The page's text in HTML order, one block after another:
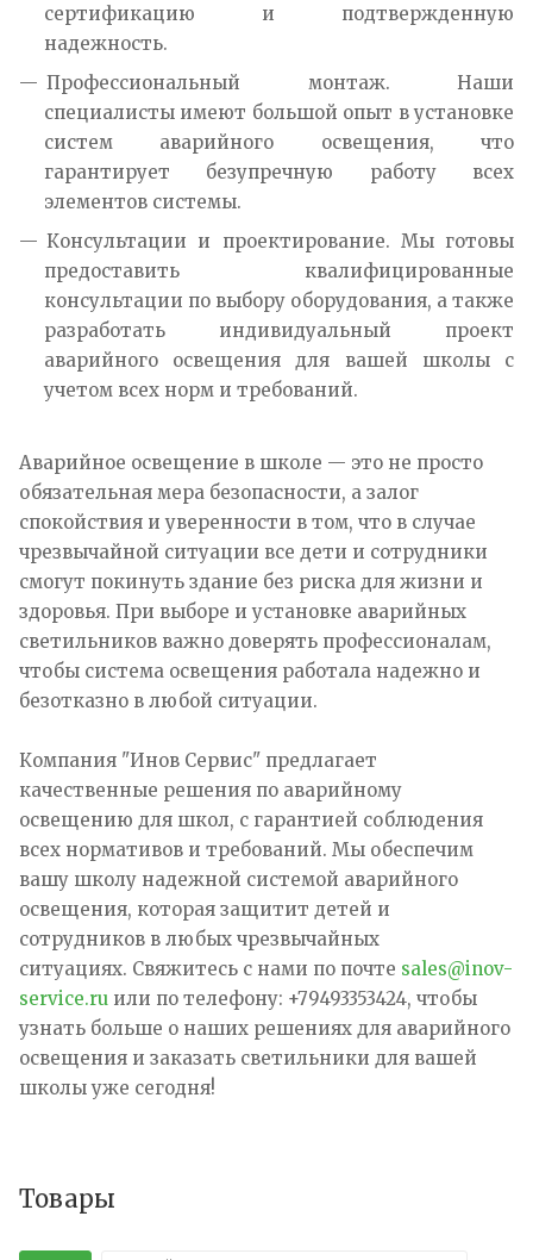
сертификацию и подтвержденную
надежность.
Профессиональный монтаж. Наши
специалисты имеют большой опыт в установке
систем аварийного освещения, что
гарантирует безупречную работу всех
элементов системы.
Консультации и проектирование. Мы готовы
предоставить квалифицированные
консультации по выбору оборудования, а также
разработать индивидуальный проект
аварийного освещения для вашей школы с
учетом всех норм и требований.
Аварийное освещение в школе — это не просто
обязательная мера безопасности, а залог
спокойствия и уверенности в том, что в случае
чрезвычайной ситуации все дети и сотрудники
смогут покинуть здание без риска для жизни и
здоровья. При выборе и установке аварийных
светильников важно доверять профессионалам,
чтобы система освещения работала надежно и
безотказно в любой ситуации.
Компания "Инов Сервис" предлагает
качественные решения по аварийному
освещению для школ, с гарантией соблюдения
всех нормативов и требований. Мы обеспечим
вашу школу надежной системой аварийного
освещения, которая защитит детей и
сотрудников в любых чрезвычайных
ситуациях. Свяжитесь с нами по почте sales@inov-
service.ru или по телефону: +79493353424, чтобы
узнать больше о наших решениях для аварийного
освещения и заказать светильники для вашей
школы уже сегодня!
Товары